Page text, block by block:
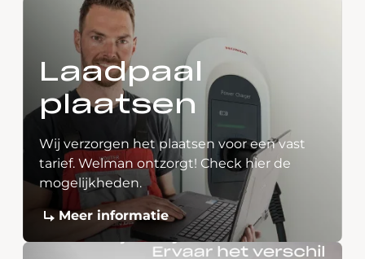
Laadpaal
plaatsen
Wij verzorgen het plaatsen voor een vast
tarief. Welman ontzorgt! Check hier de
mogelijkheden.
Meer informatie